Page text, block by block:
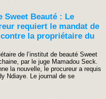
Sweet Beauté : Le
requiert le mandat de
la propriétaire du
de l’institut de beauté Sweet
par le juge Mamadou Seck.
la nouvelle, le procureur a requis
Ndiaye. Le journal de se